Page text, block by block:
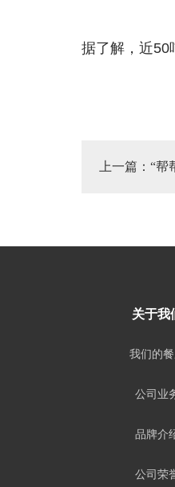
据了解，近50
上一篇： “帮
关于我
我们的
公司业
品牌介
公司荣